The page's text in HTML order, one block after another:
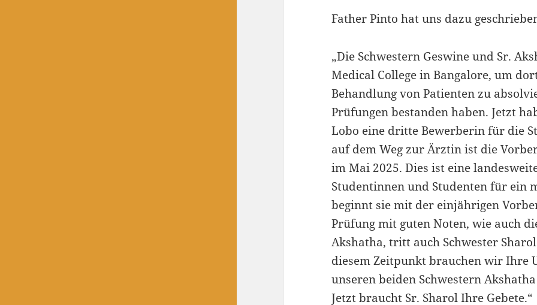
Father Pinto hat uns dazu
„Die Schwestern Geswine und Sr.
Medical College in Bangalore, um
Behandlung von Patienten zu
Prüfungen bestanden haben. Jetzt
Lobo eine dritte Bewerberin für die
auf dem Weg zur Ärztin ist die
im Mai 2025. Dies ist eine
Studentinnen und Studenten für ein
beginnt sie mit der einjährigen
Prüfung mit guten Noten, wie auch
Akshatha, tritt auch Schwester
diesem Zeitpunkt brauchen wir Ihre
unseren beiden Schwestern
Jetzt braucht Sr. Sharol Ihre Gebete.“